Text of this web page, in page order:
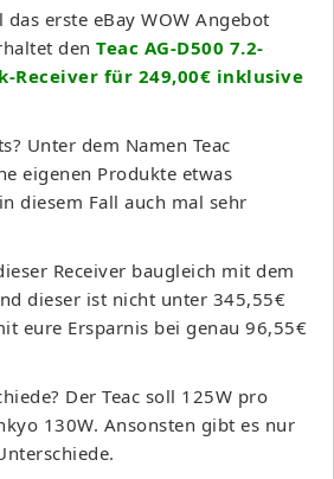
erste eBay WOW Angebot
den Teac AG-D500 7.2-
Receiver für 249,00€ inklusive
Unter dem Namen Teac
eigenen Produkte etwas
diesem Fall auch mal sehr
Receiver baugleich mit dem
dieser ist nicht unter 345,55€
eure Ersparnis bei genau 96,55€
Der Teac soll 125W pro
130W. Ansonsten gibt es nur